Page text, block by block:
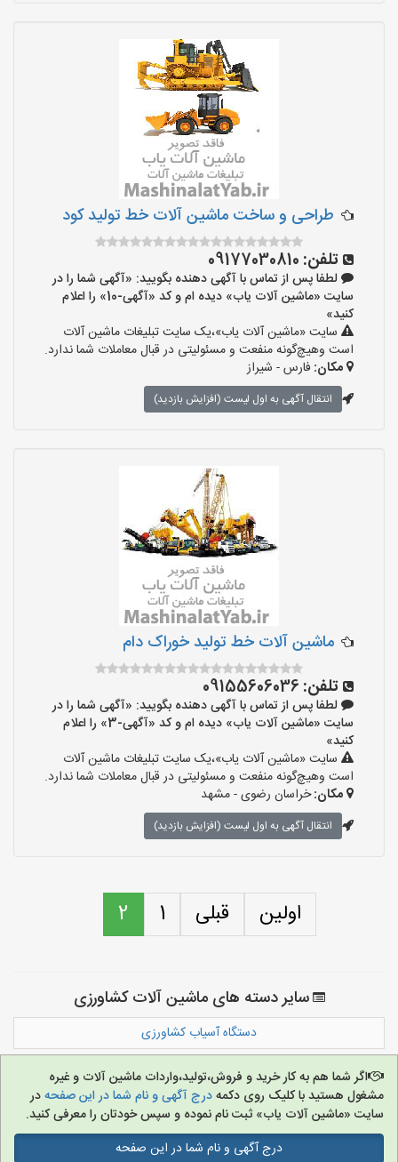
طراحی و ساخت ماشین آلات خط تولید کود
تلفن: 09177030810
لطفا پس از تماس با آگهی دهنده بگویید: «آگهی شما را در
سایت «ماشین آلات یاب» دیده ام و کد «آگهی-10» را اعلام
کنید»
سایت «ماشین آلات یاب»،یک سایت تبلیغات ماشین آلات
است وهیچ‌گونه منفعت و مسئولیتی در قبال معاملات شما ندارد.
مکان: فارس - شیراز
انتقال آگهی به اول لیست (افزایش بازدید)
ماشین آلات خط تولید خوراک دام
تلفن: 09155606036
لطفا پس از تماس با آگهی دهنده بگویید: «آگهی شما را در
سایت «ماشین آلات یاب» دیده ام و کد «آگهی-3» را اعلام
کنید»
سایت «ماشین آلات یاب»،یک سایت تبلیغات ماشین آلات
است وهیچ‌گونه منفعت و مسئولیتی در قبال معاملات شما ندارد.
مکان:خراسان رضوی - مشهد
انتقال آگهی به اول لیست (افزایش بازدید)
اولین قبلی 1
2
سایر دسته های ماشین آلات کشاورزی
دستگاه آسیاب کشاورزی
اگر شما هم به کار خرید و فروش،تولید،واردات ماشین آلات و غیره
مشغول هستید با کلیک روی دکمهدرج آگهی و نام شما در این صفحهدر
سایت «ماشین آلات یاب» ثبت نام نموده و سپس خودتان را معرفی کنید.
درج آگهی و نام شما در این صفحه